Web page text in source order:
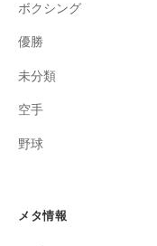
ボクシング
優勝
未分類
空手
野球
メタ情報